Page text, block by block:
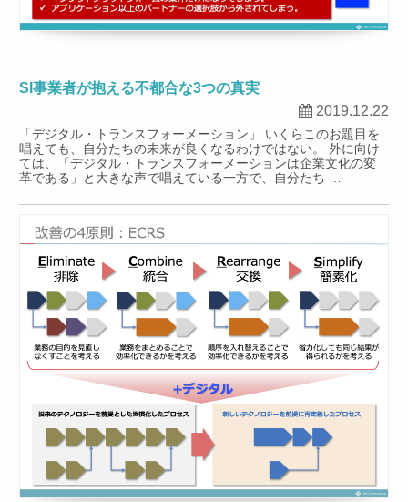
SI事業者が抱える不都合な3つの真実
2019.12.22
「デジタル・トランスフォーメーション」 いくらこのお題目を
唱えても、自分たちの未来が良くなるわけではない。 外に向け
ては、「デジタル・トランスフォーメーションは企業文化の変
革である」と大きな声で唱えている一方で、自分たち …